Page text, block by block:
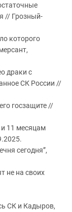
// Грозный-
которого
драки с
СК России //
госзащите //
11 месяцам
сегодня”,
не на своих
СК и Кадыров,